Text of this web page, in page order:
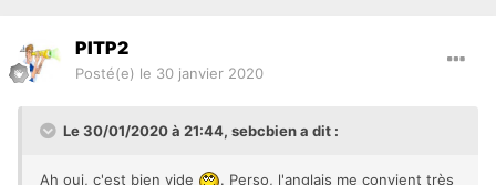
PITP2
Posté(e) le 30 janvier 2020
Le 30/01/2020 à 21:44, sebcbiena dit :
Ah oui, c'est bien vide
. Perso, l'anglais me convient très